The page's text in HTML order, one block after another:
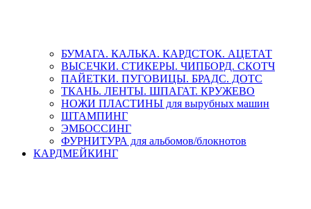
БУМАГА. КАЛЬКА. КАРДСТОК. АЦЕТАТ
ВЫСЕЧКИ. СТИКЕРЫ. ЧИПБОРД. СКОТЧ
ПАЙЕТКИ. ПУГОВИЦЫ. БРАДС. ДОТС
ТКАНЬ. ЛЕНТЫ. ШПАГАТ. КРУЖЕВО
НОЖИ ПЛАСТИНЫ для вырубных машин
ШТАМПИНГ
ЭМБОССИНГ
ФУРНИТУРА для альбомов/блокнотов
КАРДМЕЙКИНГ